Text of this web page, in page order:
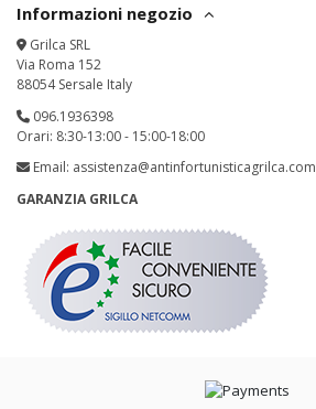
Informazioni negozio
Grilca SRL
Via Roma 152
88054 Sersale Italy
096.1936398
Orari: 8:30-13:00 - 15:00-18:00
Email: assistenza@antinfortunisticagrilca.com
GARANZIA GRILCA